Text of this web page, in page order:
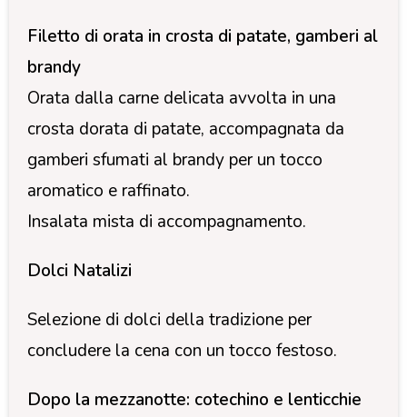
Filetto di orata in crosta di patate, gamberi al
brandy
Orata dalla carne delicata avvolta in una
crosta dorata di patate, accompagnata da
gamberi sfumati al brandy per un tocco
aromatico e raffinato.
Insalata mista di accompagnamento.
Dolci Natalizi
Selezione di dolci della tradizione per
concludere la cena con un tocco festoso.
Dopo la mezzanotte: cotechino e lenticchie